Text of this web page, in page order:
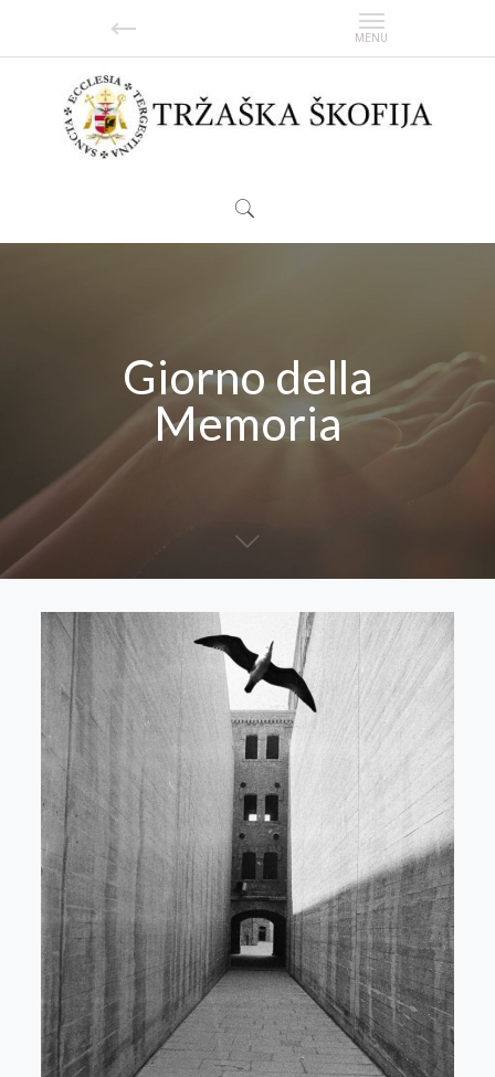
Giorno della
Memoria